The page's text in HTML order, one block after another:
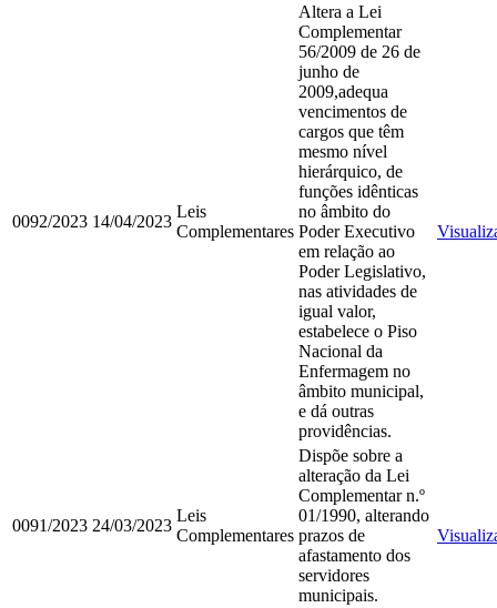
0092/2023 14/04/2023
Leis
Complementares
Altera a Lei
Complementar
56/2009 de 26 de
junho de
2009,adequa
vencimentos de
cargos que têm
mesmo nível
hierárquico, de
funções idênticas
no âmbito do
Poder Executivo
em relação ao
Poder Legislativo,
nas atividades de
igual valor,
estabelece o Piso
Nacional da
Enfermagem no
âmbito municipal,
e dá outras
providências.
0091/2023 24/03/2023
Leis
Complementares
Dispõe sobre a
alteração da Lei
Complementar n.º
01/1990, alterando
prazos de
afastamento dos
servidores
municipais.